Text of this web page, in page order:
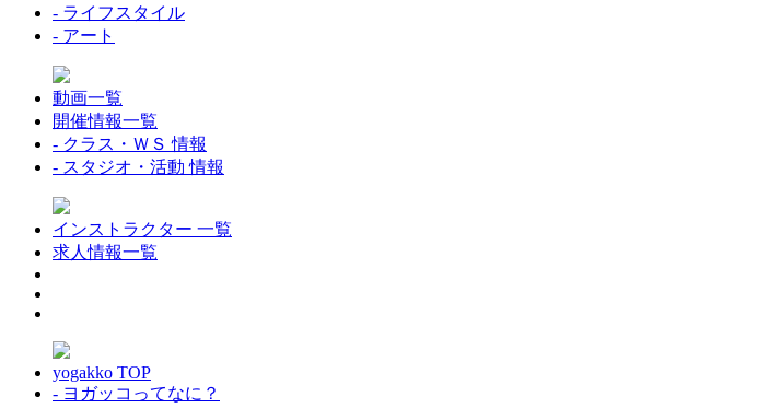
- ライフスタイル
- アート
動画一覧
開催情報一覧
- クラス・ＷＳ 情報
- スタジオ・活動 情報
インストラクター 一覧
求人情報一覧
yogakko TOP
- ヨガッコってなに？